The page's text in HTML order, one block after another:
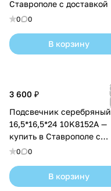
Ставрополе с доставкой
0 0
В корзину
3 600 ₽
Подсвечник серебряный
16,5*16,5*24 10K8152A —
купить в Ставрополе с
доставкой
0 0
В корзину